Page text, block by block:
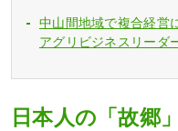
中山間地域で複合経営
アグリビジネスリーダ
日本人の「故郷